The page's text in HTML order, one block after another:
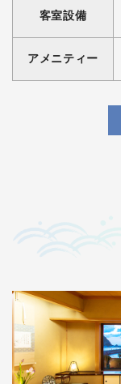
客室設備
アメニティー